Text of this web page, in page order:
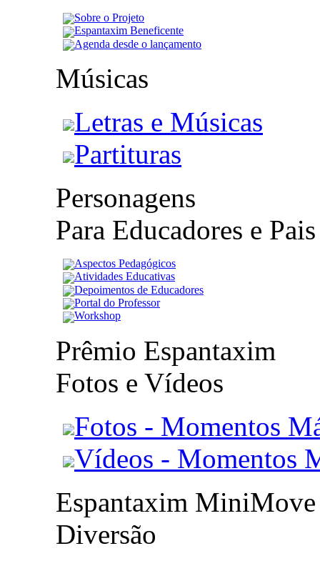
Sobre o Projeto
Espantaxim Beneficente
Agenda desde o lançamento
Músicas
Letras e Músicas
Partituras
Personagens
Para Educadores e Pais
Aspectos Pedagógicos
Atividades Educativas
Depoimentos de Educadores
Portal do Professor
Workshop
Prêmio Espantaxim
Fotos e Vídeos
Fotos - Momentos
Vídeos - Momentos
Espantaxim MiniMove
Diversão